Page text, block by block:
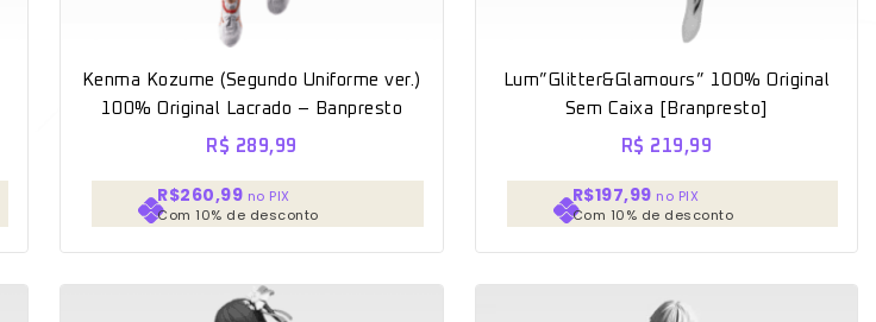
Kenma Kozume (Segundo Uniforme ver.)
100% Original Lacrado – Banpresto
R$ 289,99
R$260,99 no PIX
Com 10% de desconto
Lum”Glitter&Glamours” 100% Original
Sem Caixa [Branpresto]
R$ 219,99
R$197,99 no PIX
Com 10% de desconto